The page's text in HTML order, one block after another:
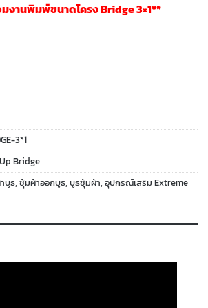
มงานพิมพ์ขนาดโครง Bridge 3×1**
3*1
Bridge
บูธ, ซุ้มผ้าออกบูธ, บูธซุ้มผ้า, อุปกรณ์เสริม Extreme